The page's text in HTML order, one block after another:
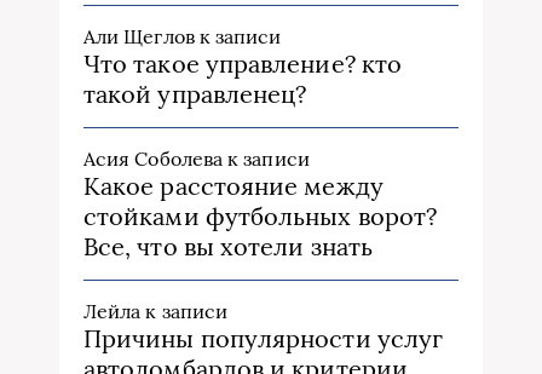
Али Щегловк записи
Что такое управление? кто
такой управленец?
Асия Соболева к записи
Какое расстояние между
стойками футбольных ворот?
Все, что вы хотели знать
Лейла к записи
Причины популярности услуг